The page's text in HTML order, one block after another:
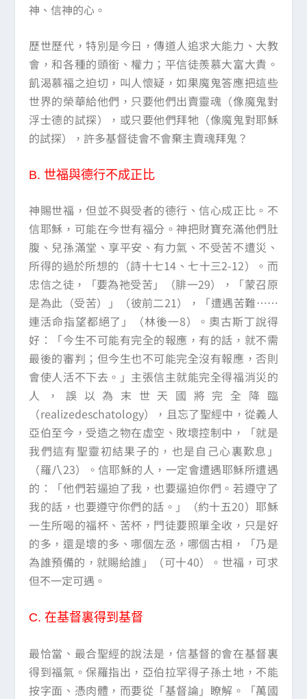
神、信神的心。
歷世歷代，特別是今日，傳道人追求大能力、大教
會，和各種的頭銜、權力；平信徒羨慕大富大貴。
飢渴慕福之迫切，叫人懷疑，如果魔鬼答應把這些
世界的榮華給他們，只要他們出賣靈魂（像魔鬼對
浮士德的試探），或只要他們拜牠（像魔鬼對耶穌
的試探），許多基督徒會不會棄主賣魂拜鬼？
B. 世福與德行不成正比
神賜世福，但並不與受者的德行、信心成正比。不
信耶穌，可能在今世有福分。神把財寶充滿他們肚
腹、兒孫滿堂、享平安、有力氣、不受苦不遭災、
所得的過於所想的（詩十七14、七十三2-12）。而
忠信之徒，「要為祂受苦」（腓一29），「蒙召原
是為此（受苦）」（彼前二21），「遭遇苦難……
連活命指望都絕了」（林後一8）。奧古斯丁說得
好：「今生不可能有完全的報應，有的話，就不需
最後的審判；但今生也不可能完全沒有報應，否則
會使人活不下去。」主張信主就能完全得福消災的
人，誤以為末世天國將完全降臨
（realizedeschatology），且忘了聖經中，從義人
亞伯至今，受造之物在虛空、敗壞控制中，「就是
我們這有聖靈初結果子的，也是自己心裏歎息」
（羅八23）。信耶穌的人，一定會遭遇耶穌所遭遇
的：「他們若逼迫了我，也要逼迫你們。若遵守了
我的話，也要遵守你們的話。」（約十五20）耶穌
一生所喝的福杯、苦杯，門徒要照單全收，只是好
的多，還是壞的多、哪個左丞，哪個古相，「乃是
為誰預備的，就賜給誰」（可十40）。世福，可求
但不一定可遇。
C.在基督裏得到基督
最恰當、最合聖經的說法是，信基督的會在基督裏
得到福氣。保羅指出，亞伯拉罕得子孫土地，不能
按字面、憑肉體，而要從「基督論」瞭解。「萬國